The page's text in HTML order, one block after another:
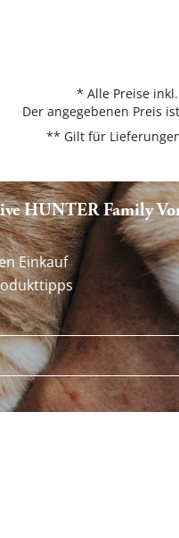
* Alle Preise
Der angegebenen Preis
** Gilt für
HUNTER Family
Einkauf